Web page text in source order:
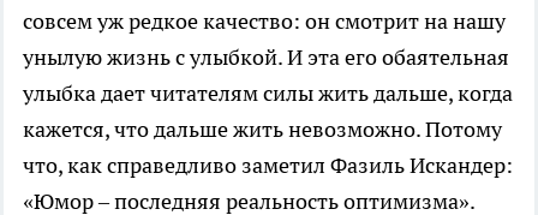
совсем уж редкое качество: он смотрит на нашу
унылую жизнь с улыбкой. И эта его обаятельная
улыбка дает читателям силы жить дальше, когда
кажется, что дальше жить невозможно. Потому
что, как справедливо заметил Фазиль Искандер:
«Юмор – последняя реальность оптимизма».